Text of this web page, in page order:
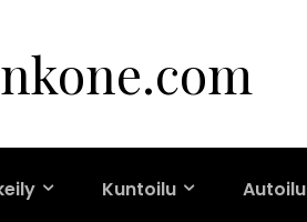
Kuntoilu Autoilu